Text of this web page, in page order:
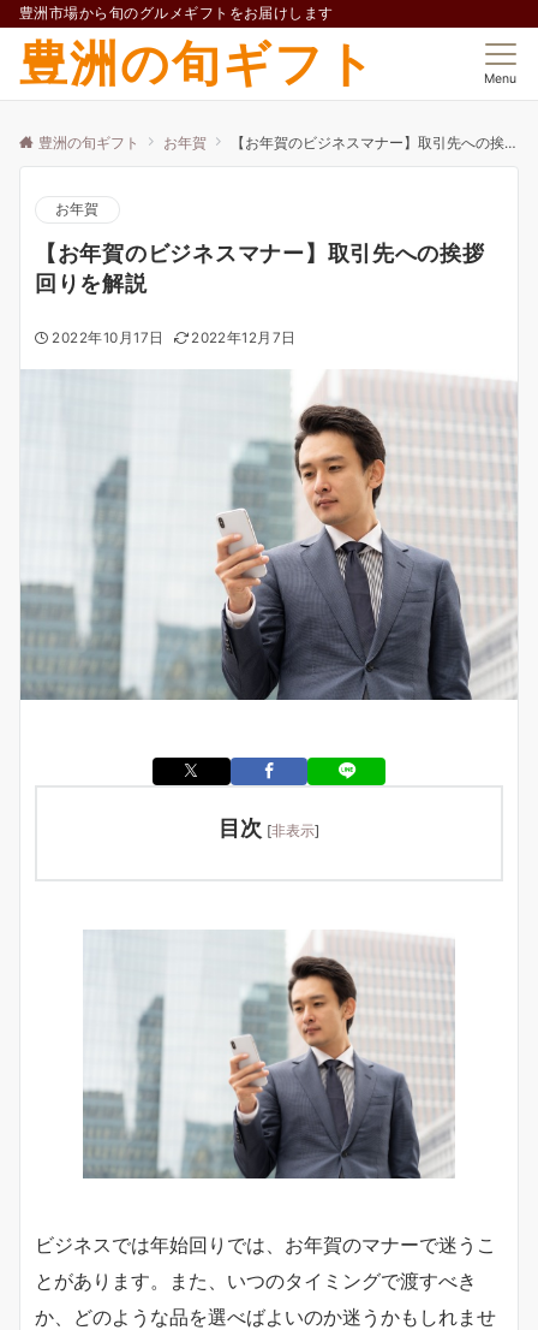
豊洲市場から旬のグルメギフトをお届けします
豊洲の旬ギフト Menu
豊洲の旬ギフト お年賀 【お年賀のビジネスマナー】取引先への挨拶回りを解説
お年賀
【お年賀のビジネスマナー】取引先への挨拶
回りを解説
2022年10月17日 2022年12月7日
目次 [非表示]
ビジネスでは年始回りでは、お年賀のマナーで迷うこ
とがあります。また、いつのタイミングで渡すべき
か、どのような品を選べばよいのか迷うかもしれませ